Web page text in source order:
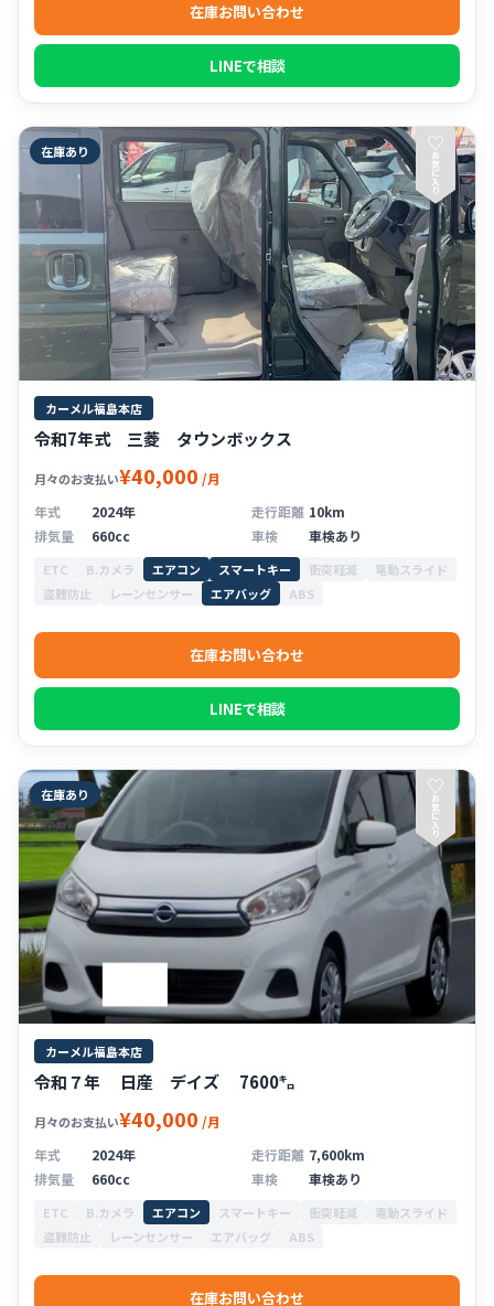
在庫お問い合わせ
LINEで相談
在庫あり ♡
お
気
に
入
り
カーメル福島本店
令和7年式 三菱 タウンボックス
月々のお支払い¥40,000 /月
年式
2024年 走行距離 10km
排気量
660cc 車検 車検あり
ETC B.カメラ エアコン スマートキー 衝突軽減
電動スライド
盗難防止
レーンセンサー エアバッグ ABS
在庫お問い合わせ
LINEで相談
在庫あり ♡
お
気
に
入
り
カーメル福島本店
令和７年 日産 デイズ 7600㌔
月々のお支払い¥40,000 /月
年式
2024年 走行距離 7,600km
排気量
660cc 車検 車検あり
ETC B.カメラ エアコン スマートキー 衝突軽減
電動スライド
盗難防止
レーンセンサー エアバッグ ABS
在庫お問い合わせ